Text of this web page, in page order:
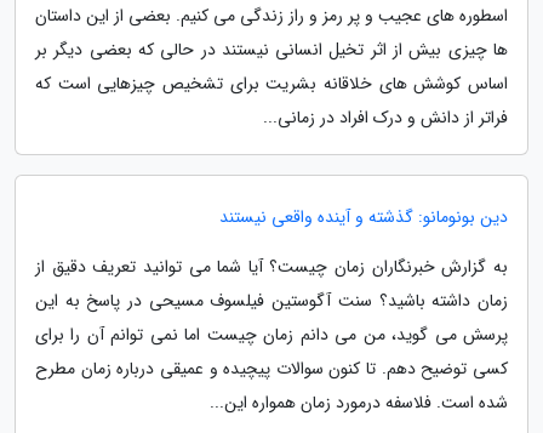
اسطوره های عجیب و پر رمز و راز زندگی می کنیم. بعضی از این داستان
ها چیزی بیش از اثر تخیل انسانی نیستند در حالی که بعضی دیگر بر
اساس کوشش های خلاقانه بشریت برای تشخیص چیزهایی است که
فراتر از دانش و درک افراد در زمانی...
دین بونومانو: گذشته و آینده واقعی نیستند
به گزارش خبرنگاران زمان چیست؟ آیا شما می توانید تعریف دقیق از
زمان داشته باشید؟ سنت آگوستین فیلسوف مسیحی در پاسخ به این
پرسش می گوید، من می دانم زمان چیست اما نمی توانم آن را برای
کسی توضیح دهم. تا کنون سوالات پیچیده و عمیقی درباره زمان مطرح
شده است. فلاسفه درمورد زمان همواره این...